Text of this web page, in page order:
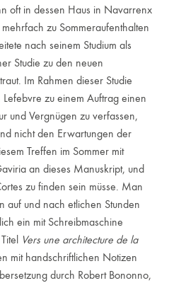
oft in dessen Haus in Navarrenx
zu Sommeraufenthalten
nach seinem Studium als
Studie zu den neuen
Im Rahmen dieser Studie
zu einem Auftrag einen
und Vergnügen zu verfassen,
nicht den Erwartungen der
Treffen im Sommer mit
an dieses Manuskript, und
zu finden sein müsse. Man
auf und nach etlichen Stunden
ein mit Schreibmaschine
Vers une architecture de la
mit handschriftlichen Notizen
durch Robert Bononno,